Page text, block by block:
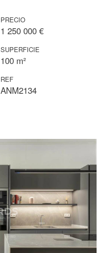
PRECIO
1 250 000 €
SUPERFICIE
100 m²
REF
ANM2134